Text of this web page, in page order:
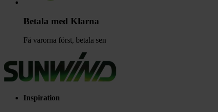
Betala med Klarna
Få varorna först, betala sen
Inspiration